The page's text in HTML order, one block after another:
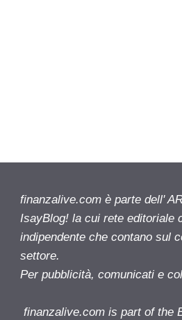
finanzalive.com è parte dell'
IsayBlog! la cui rete editoriale
indipendente che contano sul
settore.
Per pubblicità, comunicati e
finanzalive.com is part of the